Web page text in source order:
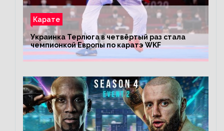
Карате
Украинка Терлюга в четвёртый раз стала
чемпионкой Европы по каратэ WKF